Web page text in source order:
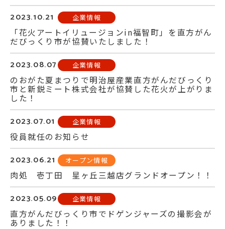
2023.10.21 企業情報
「花火アートイリュージョンin福智町」を直方がん
だびっくり市が協賛いたしました！
2023.08.07 企業情報
のおがた夏まつりで明治屋産業直方がんだびっくり
市と新鋭ミート株式会社が協賛した花火が上がりま
した！
2023.07.01 企業情報
役員就任のお知らせ
2023.06.21 オープン情報
肉処 壱丁田 星ヶ丘三越店グランドオープン！！
2023.05.09 企業情報
直方がんだびっくり市でドゲンジャーズの撮影会が
ありました！！